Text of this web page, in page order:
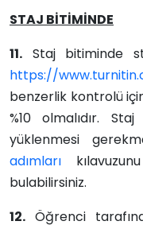
STAJ BİTİMİNDE
11. Staj bitiminde
https://
benzerlik kontrolü
%10 olmalıdır.
yüklenmesi
adımları
bulabilirsiniz.
12. Öğrenci